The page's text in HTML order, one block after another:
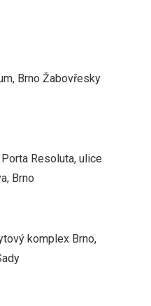
Brno Žabovřesky
Resoluta, ulice
Brno
komplex Brno,